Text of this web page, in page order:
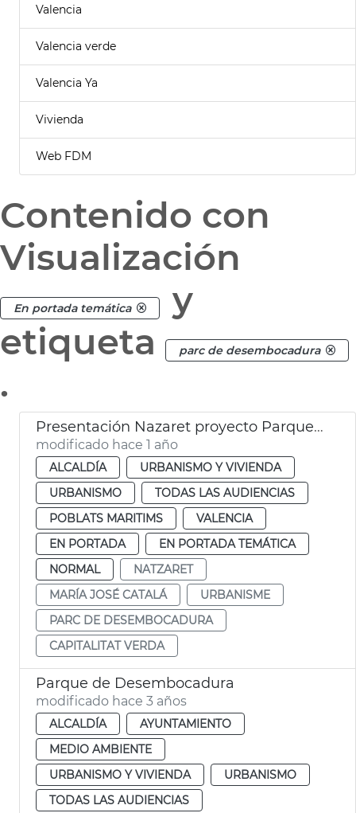
Valencia
Valencia verde
Valencia Ya
Vivienda
Web FDM
Contenido con
Visualización
En portada temática
y
etiqueta
parc de desembocadura
.
Presentación Nazaret proyecto Parque Desembocadura
modificado hace 1 año
ALCALDÍA
URBANISMO Y VIVIENDA
URBANISMO
TODAS LAS AUDIENCIAS
POBLATS MARITIMS
VALENCIA
EN PORTADA
EN PORTADA TEMÁTICA
NORMAL
NATZARET
MARÍA JOSÉ CATALÁ
URBANISME
PARC DE DESEMBOCADURA
CAPITALITAT VERDA
Parque de Desembocadura
modificado hace 3 años
ALCALDÍA
AYUNTAMIENTO
MEDIO AMBIENTE
URBANISMO Y VIVIENDA
URBANISMO
TODAS LAS AUDIENCIAS